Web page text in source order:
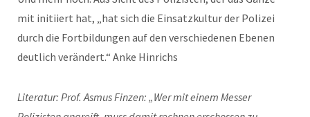
mit initiiert hat, „hat sich die Einsatzkultur der Polizei
durch die Fortbildungen auf den verschiedenen Ebenen
deutlich verändert.“ Anke Hinrichs
Literatur: Prof. Asmus Finzen: „Wer mit einem Messer